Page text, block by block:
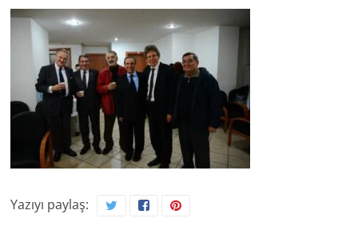
Yazıyı paylaş: